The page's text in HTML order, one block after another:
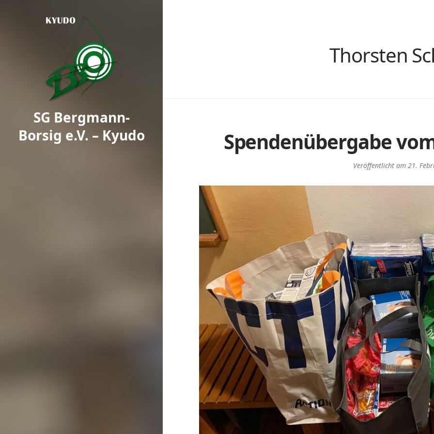
SG Bergmann-
Borsig e.V. – Kyudo
Thorsten
Spendenübergabe
Veröffentlicht am 21.